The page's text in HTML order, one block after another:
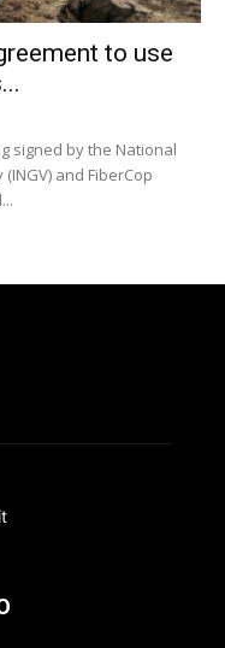
to use
signed by the National
and FiberCop